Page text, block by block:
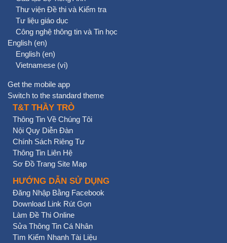
Thư viện Đề thi và Kiểm tra
Tư liệu giáo dục
Công nghệ thông tin và Tin học
English ‎(en)‎
English ‎(en)‎
Vietnamese ‎(vi)‎
Get the mobile app
Switch to the standard theme
T&T THẦY TRÒ
Thông Tin Về Chúng Tôi
Nội Quy Diễn Đàn
Chính Sách Riêng Tư
Thông Tin Liên Hệ
Sơ Đồ Trang Site Map
HƯỚNG DẪN SỬ DỤNG
Đăng Nhập Bằng Facebook
Download Link Rút Gọn
Làm Đề Thi Online
Sửa Thông Tin Cá Nhân
Tìm Kiếm Nhanh Tài Liệu